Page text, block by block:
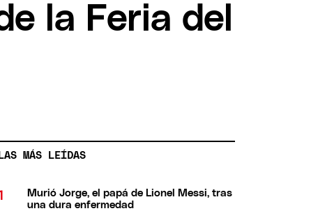
la Feria del
LAS MÁS LEÍDAS
Murió Jorge, el papá de Lionel Messi, tras
una dura enfermedad